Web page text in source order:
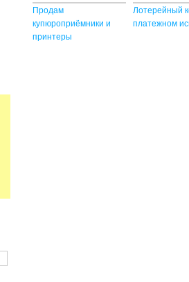
Продам
купюроприёмники и
принтеры
Лотерейный
платежном